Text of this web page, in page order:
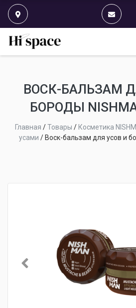
ВОСК-БАЛЬЗАМ
БОРОДЫ
Главная /Товары / Косметика
усами / Воск-бальзам для усов и